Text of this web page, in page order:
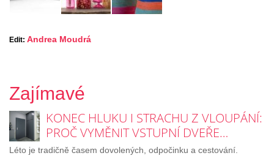
Edit: Andrea Moudrá
Zajímavé
KONEC HLUKU I STRACHU Z VLOUPÁNÍ:
PROČ VYMĚNIT VSTUPNÍ DVEŘE…
Léto je tradičně časem dovolených, odpočinku a cestování.